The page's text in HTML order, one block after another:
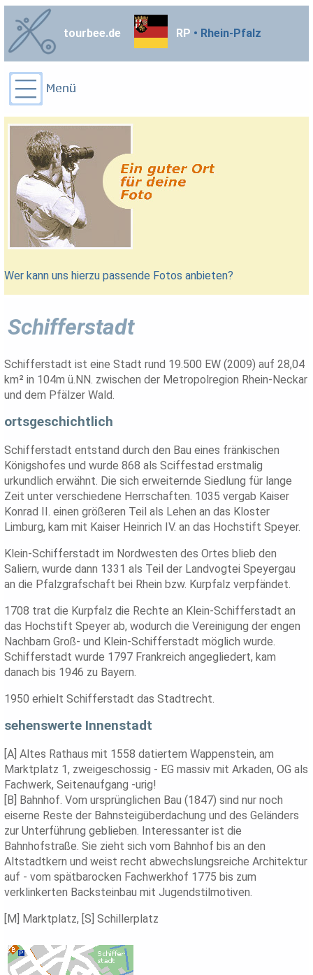
tourbee.de RP • Rhein-Pfalz
Wer kann uns hierzu passende Fotos anbieten?
Schifferstadt
Schifferstadt ist eine Stadt rund 19.500 EW (2009) auf 28,04
km² in 104m ü.NN. zwischen der Metropolregion Rhein-Neckar
und dem Pfälzer Wald.
ortsgeschichtlich
Schifferstadt entstand durch den Bau eines fränkischen
Königshofes und wurde 868 als Sciffestad erstmalig
urkundlich erwähnt. Die sich erweiternde Siedlung für lange
Zeit unter verschiedene Herrschaften. 1035 vergab Kaiser
Konrad II. einen größeren Teil als Lehen an das Kloster
Limburg, kam mit Kaiser Heinrich IV. an das Hochstift Speyer.
Klein-Schifferstadt im Nordwesten des Ortes blieb den
Saliern, wurde dann 1331 als Teil der Landvogtei Speyergau
an die Pfalzgrafschaft bei Rhein bzw. Kurpfalz verpfändet.
1708 trat die Kurpfalz die Rechte an Klein-Schifferstadt an
das Hochstift Speyer ab, wodurch die Vereinigung der engen
Nachbarn Groß- und Klein-Schifferstadt möglich wurde.
Schifferstadt wurde 1797 Frankreich angegliedert, kam
danach bis 1946 zu Bayern.
1950 erhielt Schifferstadt das Stadtrecht.
sehenswerte Innenstadt
[A] Altes Rathaus mit 1558 datiertem Wappenstein, am
Marktplatz 1, zweigeschossig - EG massiv mit Arkaden, OG als
Fachwerk, Seitenaufgang -urig!
[B] Bahnhof. Vom ursprünglichen Bau (1847) sind nur noch
eiserne Reste der Bahnsteigüberdachung und des Geländers
zur Unterführung geblieben. Interessanter ist die
Bahnhofstraße. Sie zieht sich vom Bahnhof bis an den
Altstadtkern und weist recht abwechslungsreiche Architektur
auf - vom spätbarocken Fachwerkhof 1775 bis zum
verklinkerten Backsteinbau mit Jugendstilmotiven.
[M] Marktplatz, [S] Schillerplatz